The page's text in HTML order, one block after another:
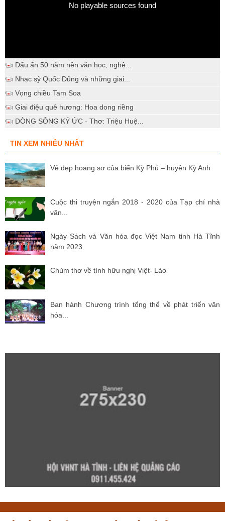
No playable sources found
Dấu ấn 50 năm nền văn học, nghệ...
Nhạc sỹ Quốc Dũng và những giai...
Vọng chiều Tam Soa
Giai điệu quê hương: Hoa dong riềng
DÒNG SÔNG KÝ ỨC - Thơ: Triệu Huệ...
TIN XEM NHIỀU NHẤT
Vẻ đẹp hoang sơ của biển Kỳ Phú – huyện Kỳ Anh
Cuộc thi truyện ngắn 2018 - 2020 của Tạp chí nhà
văn...
Ngày Sách và Văn hóa đọc Việt Nam tỉnh Hà Tĩnh
năm 2023
Chùm thơ về tình hữu nghị Việt- Lào
Ban hành Chương trình tổng thể về phát triển văn
hóa...